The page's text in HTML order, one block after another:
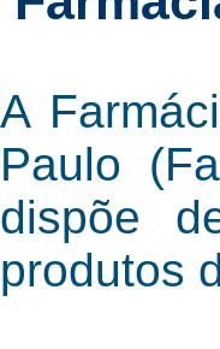
A
Paulo
dispõe
produtos